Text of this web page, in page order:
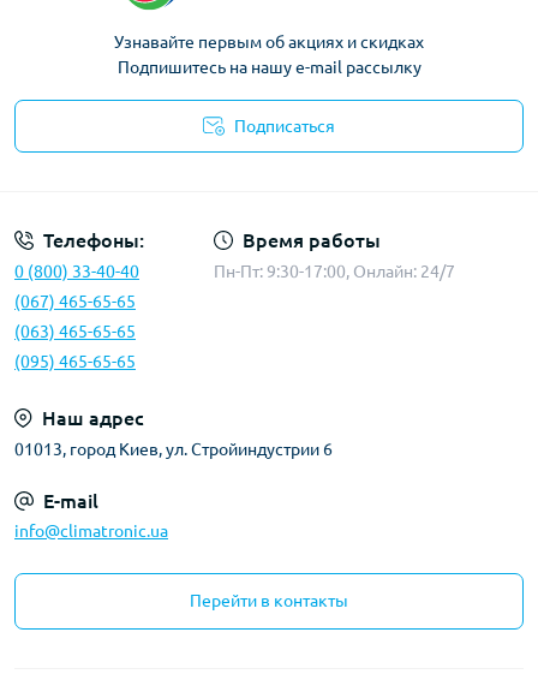
Узнавайте первым об акциях и скидках
Подпишитесь на нашу e-mail рассылку
Подписаться
Телефоны:
0 (800) 33-40-40
(067) 465-65-65
(063) 465-65-65
(095) 465-65-65
Время работы
Пн-Пт: 9:30-17:00, Онлайн: 24/7
Наш адрес
01013, город Киев, ул. Стройиндустрии 6
E-mail
info@climatronic.ua
Перейти в контакты